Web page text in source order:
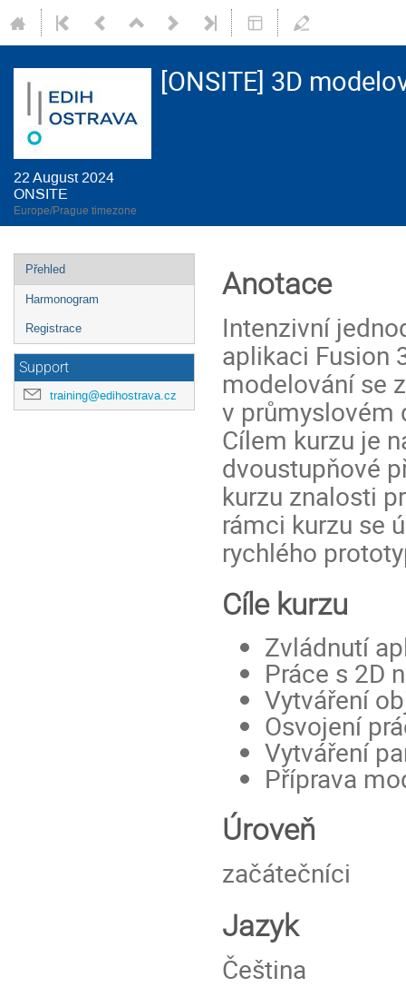
[ONSITE] 3D
22 August 2024
ONSITE
Europe/Prague timezone
Event
menu
Přehled
Harmonogram
Registrace
Support
training@edihostrava.cz
Anotace
Intenzivní
aplikaci Fusion
modelování se
v průmyslovém
Cílem kurzu je
dvoustupňové
kurzu znalosti
rámci kurzu se
rychlého
Cíle kurzu
Zvládnutí
Práce s 2D
Vytváření
Osvojení
Vytváření
Příprava
Úroveň
začátečníci
Jazyk
Čeština